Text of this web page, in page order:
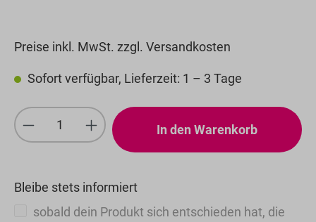
Preise inkl. MwSt. zzgl. Versandkosten
Sofort verfügbar, Lieferzeit: 1 – 3 Tage
Produkt Anzahl: Gib den gewünschten
In den Warenkorb
Bleibe stets informiert
sobald dein Produkt sich entschieden hat, die